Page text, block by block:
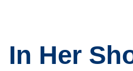
In Her